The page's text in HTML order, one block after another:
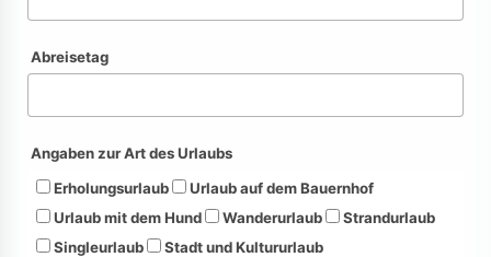
Abreisetag
Angaben zur Art des Urlaubs
Erholungsurlaub
Urlaub auf dem Bauernhof
Urlaub mit dem Hund
Wanderurlaub
Strandurlaub
Singleurlaub
Stadt und Kultururlaub